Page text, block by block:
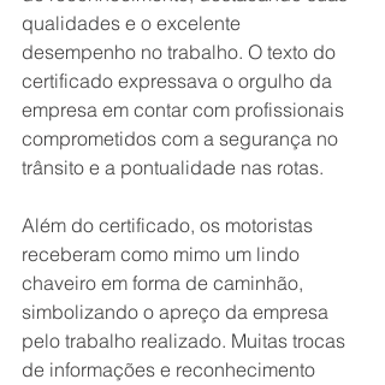
qualidades e o excelente
desempenho no trabalho. O texto do
certificado expressava o orgulho da
empresa em contar com profissionais
comprometidos com a segurança no
trânsito e a pontualidade nas rotas.
Além do certificado, os motoristas
receberam como mimo um lindo
chaveiro em forma de caminhão,
simbolizando o apreço da empresa
pelo trabalho realizado. Muitas trocas
de informações e reconhecimento